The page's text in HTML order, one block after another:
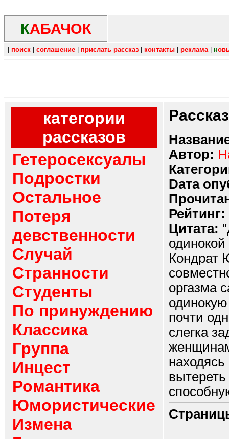
КАБАЧОК
поиск соглашение прислать рассказ контакты реклама| н
категории
рассказов
Гетеросексуалы
Подростки
Остальное
Потеря
девственности
Случай
Странности
Студенты
По принуждению
Классика
Группа
Инцест
Романтика
Юмористические
Измена
Автор:
Dата
Рейтинг:
Цитата:
Кондрат
оргазма
почти
слегка